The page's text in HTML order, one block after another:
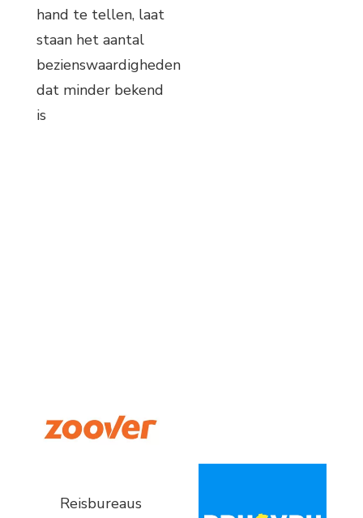
hand te tellen, laat
staan het aantal
bezienswaardigheden
dat minder bekend
is
Reisbureaus